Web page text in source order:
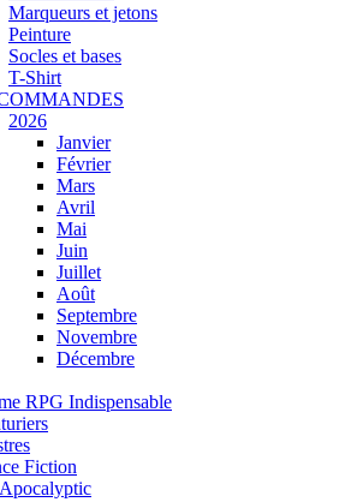
Marqueurs et jetons
Peinture
Socles et bases
T-Shirt
2026
Janvier
Février
Mars
Avril
Mai
Juin
Juillet
Août
Septembre
Novembre
Décembre
RPG Indispensable
Fiction